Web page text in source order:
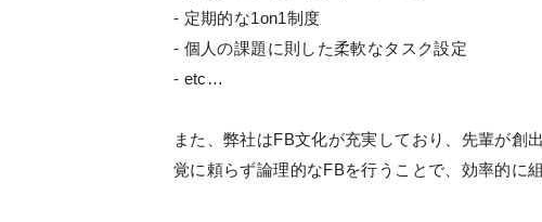
- 定期的な1on1制度
- 個人の課題に則した柔軟なタスク設定
- etc…
また、弊社はFB文化が充実しており、先輩が創
覚に頼らず論理的なFBを行うことで、効率的に